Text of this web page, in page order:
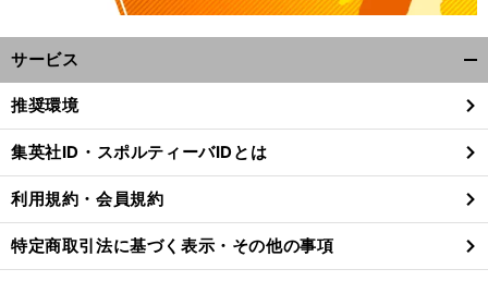
サービス
閉
る
推奨環境
集英社ID・スポルティーバIDとは
利用規約・会員規約
特定商取引法に基づく表示・その他の事項